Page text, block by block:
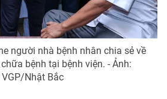
Podcast
người nhà bệnh nhân chia sẻ về
bệnh tại bệnh viện. - Ảnh:
VGP/Nhật Bắc